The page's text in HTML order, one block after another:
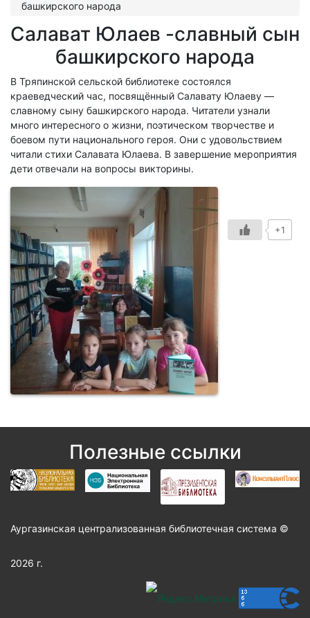
башкирского народа
Салават Юлаев -славный сын
башкирского народа
В Тряпинской сельской библиотеке состоялся
краеведческий час, посвящённый Салавату Юлаеву —
славному сыну башкирского народа. Читатели узнали
много интересного о жизни, поэтическом творчестве и
боевом пути национального героя. Они с удовольствием
читали стихи Салавата Юлаева. В завершение мероприятия
дети отвечали на вопросы викторины.
+1
Полезные ссылки
Аургазинская централизованная библиотечная система ©
2026 г.